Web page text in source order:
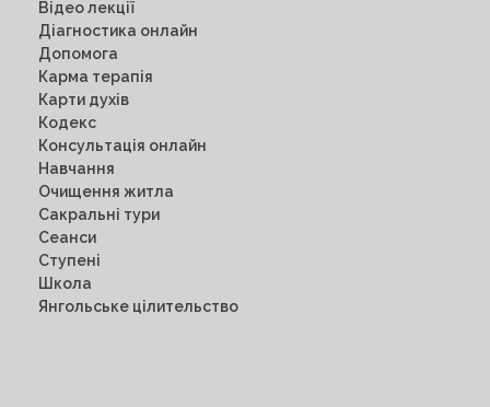
Відео лекції
Діагностика онлайн
Допомога
Карма терапія
Карти духів
Кодекс
Консультація онлайн
Навчання
Очищення житла
Сакральні тури
Сеанси
Ступені
Школа
Янгольське цілительство